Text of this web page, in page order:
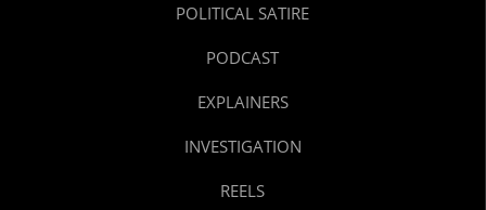
POLITICAL SATIRE
PODCAST
EXPLAINERS
INVESTIGATION
REELS